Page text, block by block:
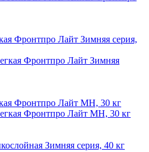
Фронтпро Лайт Зимняя серия,
Фронтпро Лайт МН, 30 кг
Зимняя серия, 40 кг